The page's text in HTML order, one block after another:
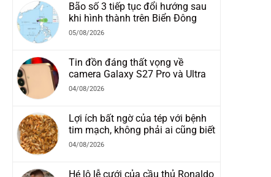
Bão số 3 tiếp tục đổi hướng sau
khi hình thành trên Biển Đông
05/08/2026
Tin đồn đáng thất vọng về
camera Galaxy S27 Pro và Ultra
04/08/2026
Lợi ích bất ngờ của tép với bệnh
tim mạch, không phải ai cũng biết
04/08/2026
Hé lộ lễ cưới của cầu thủ Ronaldo